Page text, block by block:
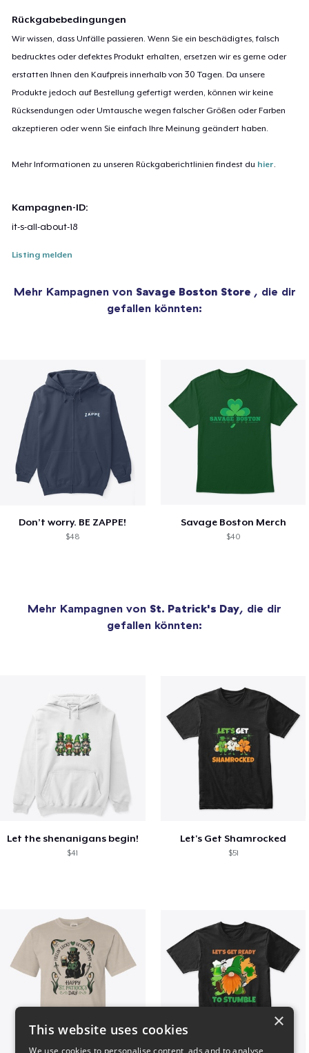
Rückgabebedingungen
Wir wissen, dass Unfälle passieren. Wenn Sie ein beschädigtes, falsch
bedrucktes oder defektes Produkt erhalten, ersetzen wir es gerne oder
erstatten Ihnen den Kaufpreis innerhalb von 30 Tagen. Da unsere
Produkte jedoch auf Bestellung gefertigt werden, können wir keine
Rücksendungen oder Umtausche wegen falscher Größen oder Farben
akzeptieren oder wenn Sie einfach Ihre Meinung geändert haben.
Mehr Informationen zu unseren Rückgaberichtlinien findest du hier.
Kampagnen-ID:
it-s-all-about-18
Listing melden
Mehr Kampagnen von Savage Boston Store , die dir
gefallen könnten:
Don’t worry. BE ZAPPE!
$48
Savage Boston Merch
$40
Mehr Kampagnen von St. Patrick's Day, die dir
gefallen könnten:
Let the shenanigans begin!
$41
Let's Get Shamrocked
$51
×
This website uses cookies
We use cookies to personalise content, ads and to analyse